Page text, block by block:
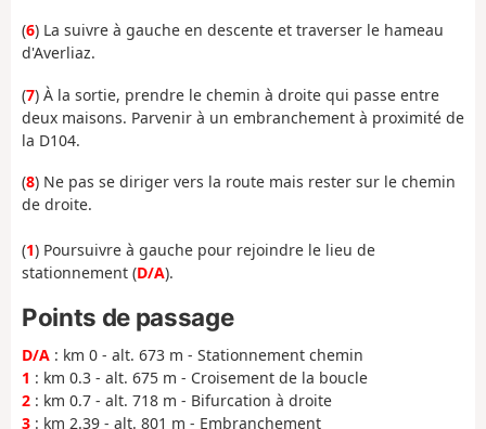
(6) La suivre à gauche en descente et traverser le hameau
d'Averliaz.
(7) À la sortie, prendre le chemin à droite qui passe entre
deux maisons. Parvenir à un embranchement à proximité de
la D104.
(8) Ne pas se diriger vers la route mais rester sur le chemin
de droite.
(1) Poursuivre à gauche pour rejoindre le lieu de
stationnement (D/A).
Points de passage
D/A : km 0 - alt. 673 m - Stationnement chemin
1 : km 0.3 - alt. 675 m - Croisement de la boucle
2 : km 0.7 - alt. 718 m - Bifurcation à droite
3 : km 2.39 - alt. 801 m - Embranchement